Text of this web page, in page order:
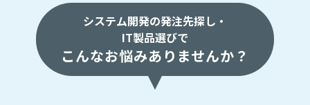
システム開発の発注先探し・
IT製品選びで
こんなお悩みありませんか？